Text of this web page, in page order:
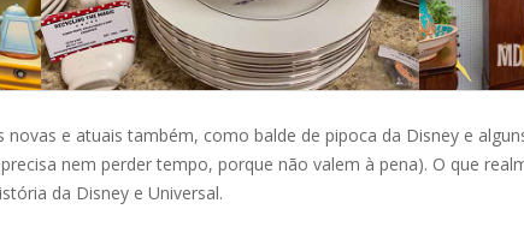
e atuais também, como balde de pipoca da Disney e
nem perder tempo, porque não valem à pena). O que
da Disney e Universal.